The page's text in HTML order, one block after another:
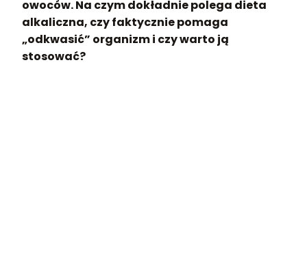
owoców. Na czym dokładnie polega dieta
alkaliczna, czy faktycznie pomaga
„odkwasić” organizm i czy warto ją
stosować?